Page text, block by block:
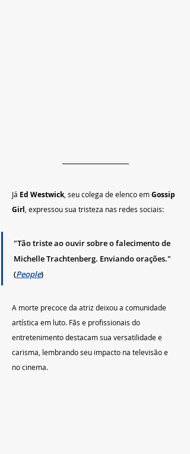
Já Ed Westwick , seu colega de elenco em Gossip
Girl , expressou sua tristeza nas redes sociais:
"Tão triste ao ouvir sobre o falecimento de
Michelle Trachtenberg. Enviando orações."
(People)
A morte precoce da atriz deixou a comunidade
artística em luto. Fãs e profissionais do
entretenimento destacam sua versatilidade e
carisma, lembrando seu impacto na televisão e
no cinema.